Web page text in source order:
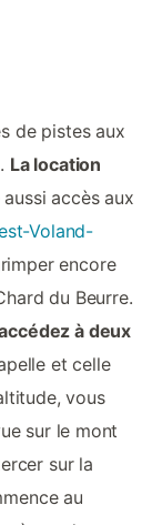
de pistes aux
La location
accès aux
Voland-
encore
du Beurre.
à deux
et celle
vous
sur le mont
sur la
au